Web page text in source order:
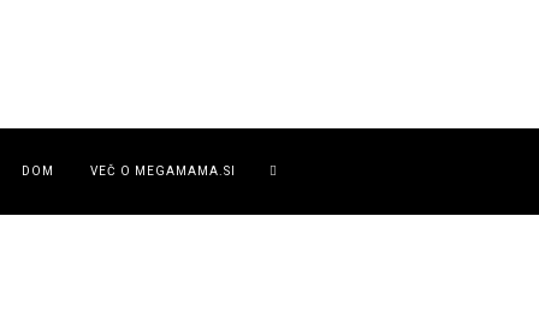
DOM VEČ O MEGAMAMA.SI